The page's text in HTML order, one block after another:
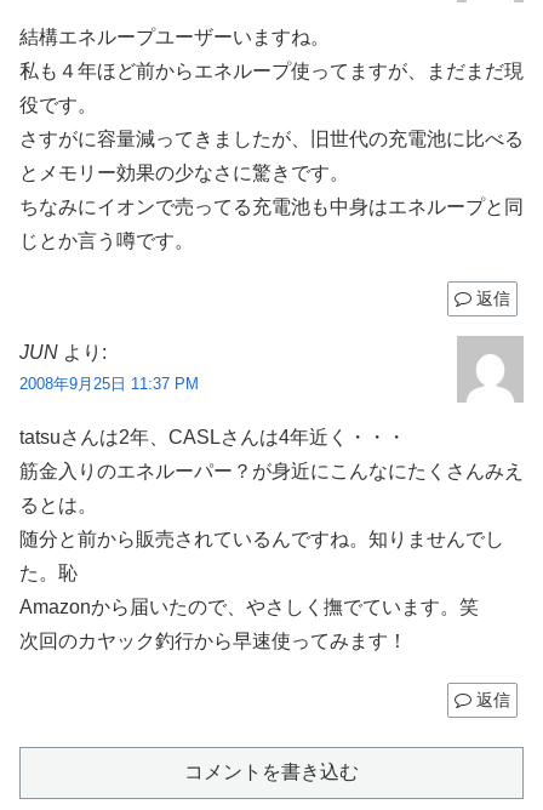
結構エネループユーザーいますね。
私も４年ほど前からエネループ使ってますが、まだまだ現
役です。
さすがに容量減ってきましたが、旧世代の充電池に比べる
とメモリー効果の少なさに驚きです。
ちなみにイオンで売ってる充電池も中身はエネループと同
じとか言う噂です。
返信
JUN より:
2008年9月25日 11:37 PM
tatsuさんは2年、CASLさんは4年近く・・・
筋金入りのエネルーパー？が身近にこんなにたくさんみえ
るとは。
随分と前から販売されているんですね。知りませんでし
た。恥
Amazonから届いたので、やさしく撫でています。笑
次回のカヤック釣行から早速使ってみます！
返信
コメントを書き込む